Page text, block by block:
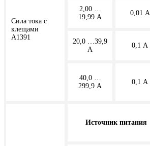
Сила тока с
клещами
А1391
2,00 …
19,99 А
0,01 А
20,0 …39,9
А
0,1 А
40,0 …
299,9 А
0,1 А
Источник питания